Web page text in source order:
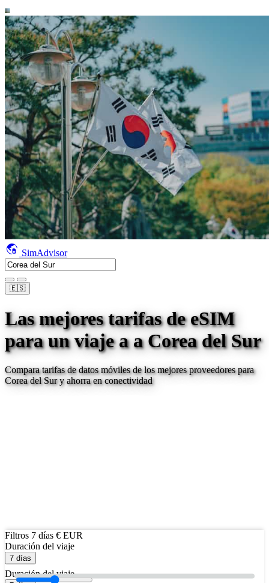
SimAdvisor
🇪🇸
Las mejores tarifas de eSIM
para un viaje aa Corea del Sur
Compara tarifas de datos móviles de los mejores proveedores para
Corea del Sury ahorra en conectividad
Filtros 7 días € EUR
Duración del viaje
7 días
Duración del viaje